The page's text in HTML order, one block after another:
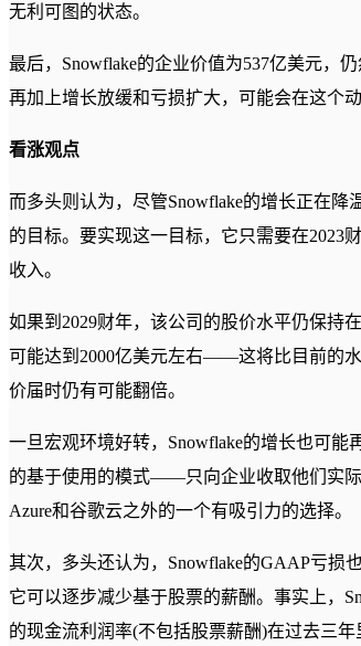
无利可图的状态。
最后，Snowflake的企业价值为537亿美元，
再加上增长放缓和亏损扩大，可能会在这个
看涨观点
而多头则认为，尽管Snowflake的增长正在降
的目标。要实现这一目标，它只需要在2023
收入。
如果到2029财年，该公司的股价水平仍保持
可能达到2000亿美元左右——这将比目前的
价届时仍有可能翻倍。
一旦宏观环境好转，Snowflake的增长也可能
的基于使用的模式——只向企业收取他们实
Azure和谷歌云之外的一个有吸引力的选择。
其次，多头还认为，Snowflake的GAAP亏损
它可以逐步减少基于股票的薪酬。事实上，
的现金流利润率(不包括股票薪酬)在过去三年